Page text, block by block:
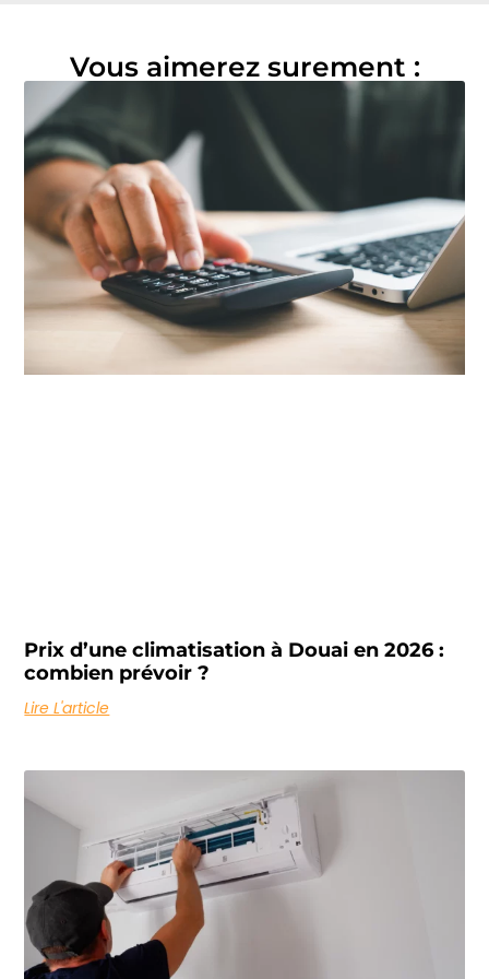
Vous aimerez surement :
Prix d’une climatisation à Douai en 2026 :
combien prévoir ?
Lire L'article